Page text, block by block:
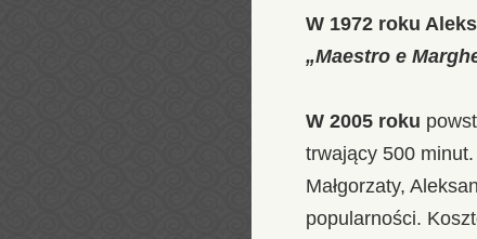
W 1972 roku
„Maestro e
W 2005 roku
trwający 500
Małgorzaty,
popularności.